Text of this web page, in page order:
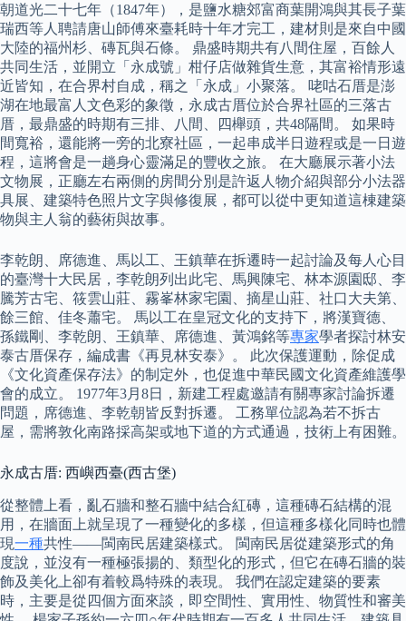
朝道光二十七年（1847年），是鹽水糖郊富商葉開鴻與其長子葉
瑞西等人聘請唐山師傅來臺耗時十年才完工，建材則是來自中國
大陸的福州杉、磚瓦與石條。 鼎盛時期共有八間住屋，百餘人
共同生活，並開立「永成號」柑仔店做雜貨生意，其富裕情形遠
近皆知，在合界村自成，稱之「永成」小聚落。 咾咕石厝是澎
湖在地最富人文色彩的象徵，永成古厝位於合界社區的三落古
厝，最鼎盛的時期有三排、八間、四櫸頭，共48隔間。 如果時
間寬裕，還能將一旁的北寮社區，一起串成半日遊程或是一日遊
程，這將會是一趟身心靈滿足的豐收之旅。 在大廳展示著小法
文物展，正廳左右兩側的房間分別是許返人物介紹與部分小法器
具展、建築特色照片文字與修復展，都可以從中更知道這棟建築
物與主人翁的藝術與故事。
李乾朗、席德進、馬以工、王鎮華在拆遷時一起討論及每人心目
的臺灣十大民居，李乾朗列出此宅、馬興陳宅、林本源園邸、李
騰芳古宅、筱雲山莊、霧峯林家宅園、摘星山莊、社口大夫第、
餘三館、佳冬蕭宅。 馬以工在皇冠文化的支持下，將漢寶德、
孫鐵剛、李乾朗、王鎮華、席德進、黃鴻銘等專家學者探討林安
泰古厝保存，編成書《再見林安泰》。 此次保護運動，除促成
《文化資產保存法》的制定外，也促進中華民國文化資產維護學
會的成立。 1977年3月8日，新建工程處邀請有關專家討論拆遷
問題，席德進、李乾朝皆反對拆遷。 工務單位認為若不拆古
屋，需將敦化南路採高架或地下道的方式通過，技術上有困難。
永成古厝: 西嶼西臺(西古堡)
從整體上看，亂石牆和整石牆中結合紅磚，這種磚石結構的混
用，在牆面上就呈現了一種變化的多樣，但這種多樣化同時也體
現一種共性——閩南民居建築樣式。 閩南民居從建築形式的角
度說，並沒有一種極張揚的、類型化的形式，但它在磚石牆的裝
飾及美化上卻有着較爲特殊的表現。 我們在認定建築的要素
時，主要是從四個方面來談，即空間性、實用性、物質性和審美